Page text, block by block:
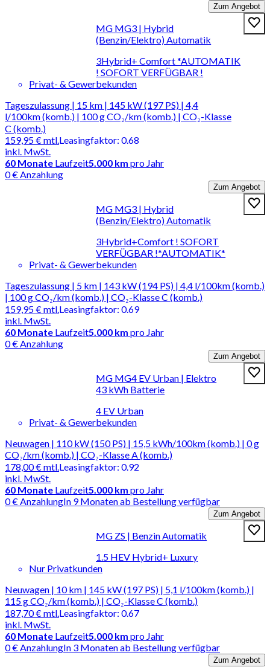
Zum Angebot
MG MG3 | Hybrid
(Benzin/Elektro) Automatik
3Hybrid+ Comfort *AUTOMATIK
! SOFORT VERFÜGBAR !
Privat- & Gewerbekunden
Tageszulassung | 15 km | 145 kW (197 PS) | 4,4
l/100km (komb.) | 100 g CO₂/km (komb.) | CO₂-Klasse
C (komb.)
159,95 €mtl.
inkl. MwSt.
Leasingfaktor: 0.68
60 Monate Laufzeit5.000 km pro Jahr
0 € Anzahlung
Zum Angebot
MG MG3 | Hybrid
(Benzin/Elektro) Automatik
3Hybrid+Comfort ! SOFORT
VERFÜGBAR !*AUTOMATIK*
Privat- & Gewerbekunden
Tageszulassung | 5 km | 143 kW (194 PS) | 4,4 l/100km (komb.)
| 100 g CO₂/km (komb.) | CO₂-Klasse C (komb.)
159,95 €mtl.
inkl. MwSt.
Leasingfaktor: 0.69
60 Monate Laufzeit5.000 km pro Jahr
0 € Anzahlung
Zum Angebot
MG MG4 EV Urban | Elektro
43 kWh Batterie
4 EV Urban
Privat- & Gewerbekunden
Neuwagen | 110 kW (150 PS) | 15,5 kWh/100km (komb.) | 0 g
CO₂/km (komb.) | CO₂-Klasse A (komb.)
178,00 €mtl.
inkl. MwSt.
Leasingfaktor: 0.92
60 Monate Laufzeit5.000 km pro Jahr
0 € AnzahlungIn 9 Monaten ab Bestellung verfügbar
Zum Angebot
MG ZS | Benzin Automatik
1.5 HEV Hybrid+ Luxury
Nur Privatkunden
Neuwagen | 10 km | 145 kW (197 PS) | 5,1 l/100km (komb.) |
115 g CO₂/km (komb.) | CO₂-Klasse C (komb.)
187,70 €mtl.
inkl. MwSt.
Leasingfaktor: 0.67
60 Monate Laufzeit5.000 km pro Jahr
0 € AnzahlungIn 3 Monaten ab Bestellung verfügbar
Zum Angebot